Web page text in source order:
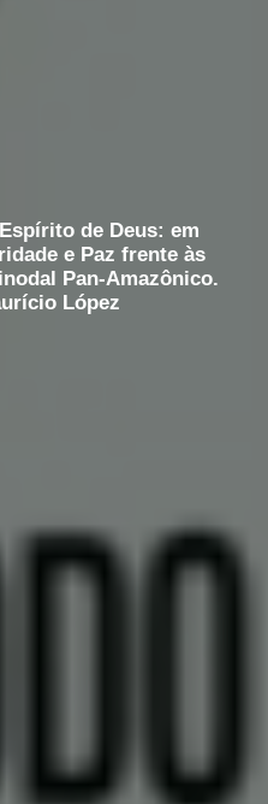
de Deus: em
e Paz frente às
Pan-Amazônico.
López